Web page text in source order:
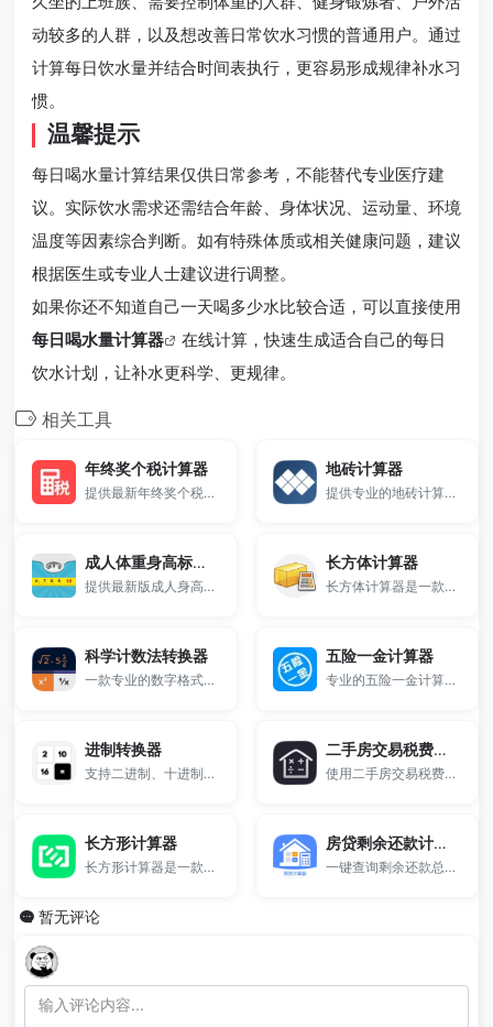
动较多的人群，以及想改善日常饮水习惯的普通用户。通过
计算每日饮水量并结合时间表执行，更容易形成规律补水习
惯。
温馨提示
每日喝水量计算结果仅供日常参考，不能替代专业医疗建
议。实际饮水需求还需结合年龄、身体状况、运动量、环境
温度等因素综合判断。如有特殊体质或相关健康问题，建议
根据医生或专业人士建议进行调整。
如果你还不知道自己一天喝多少水比较合适，可以直接使用
每日喝水量计算器
在线计算，快速生成适合自己的每日
饮水计划，让补水更科学、更规律。
相关工具
年终奖个税计算器
提供最新年终奖个税计算器。
地砖计算器
提供专业的地砖计算器。
成人体重身高标准对照表
提供最新版成人身高体重标准对照表，覆盖15至60岁男女各年龄段。
长方体计算器
长方体计算器是一款免费的在线几何计算工具，支持快速计算长方体的表面积、体积、棱长总和及各面面积。
科学计数法转换器
一款专业的数字格式在线转换工具，支持普通数字与科学记数法之间互转，支持 e 表示法与 ×10 指数格式，适用于科研计算、工程换算与数学教育使用。
五险一金计算器
专业的五险一金计算器。
进制转换器
支持二进制、十进制、十六进制之间的快速转换。
二手房交易税费计算器
使用二手房交易税费计算器，快速计算二手房买卖过程中产生的契税、个税、增值税、印花税等税费明细。支持普通住宅/非普通住宅、唯一住房等情况，结果精准，适用于全国各地房产交易场景。
长方形计算器
长方形计算器是一款免费的在线几何计算工具，支持快速计算长方形的面积、周长和对角线长度，并支持根据已知数据反算未知边长。
房贷剩余还款计算器
一键查询剩余还款总额，适用于房贷余额查询、提前还款测算等场景。
暂无评论